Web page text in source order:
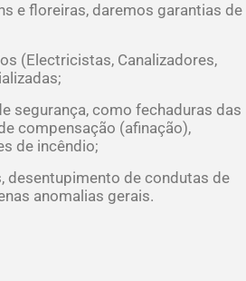
e floreiras, daremos garantias de
(Electricistas, Canalizadores,
segurança, como fechaduras das
compensação (afinação),
de incêndio;
desentupimento de condutas de
anomalias gerais.